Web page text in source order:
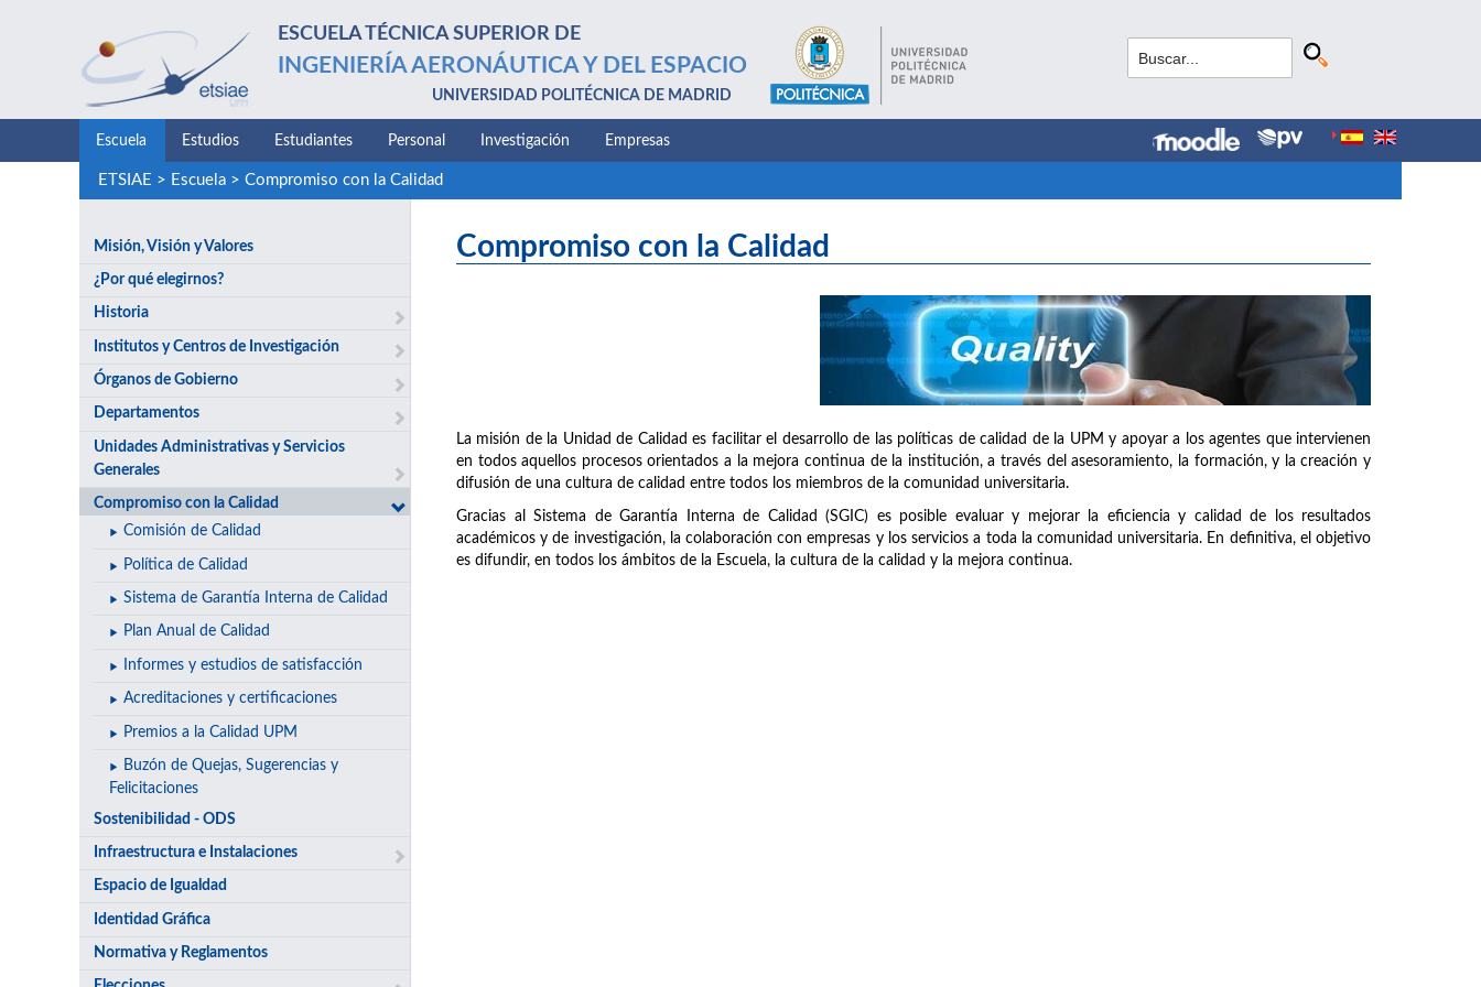
ESCUELA TÉCNICA SUPERIOR DE
INGENIERÍA AERONÁUTICA Y DEL ESPACIO
UNIVERSIDAD POLITÉCNICA DE MADRID
Escuela Estudios Estudiantes Personal Investigación Empresas
ETSIAE > Escuela> Compromiso con la Calidad
Misión, Visión y Valores
¿Por qué elegirnos?
Historia
Institutos y Centros de Investigación
Órganos de Gobierno
Departamentos
Unidades Administrativas y Servicios
Generales
Compromiso con la Calidad
Comisión de Calidad
Política de Calidad
Sistema de Garantía Interna de Calidad
Plan Anual de Calidad
Informes y estudios de satisfacción
Acreditaciones y certificaciones
Premios a la Calidad UPM
Buzón de Quejas, Sugerencias y
Felicitaciones
Sostenibilidad - ODS
Infraestructura e Instalaciones
Espacio de Igualdad
Identidad Gráfica
Normativa y Reglamentos
Compromiso con la Calidad
La misión de la Unidad de Calidad es facilitar el desarrollo de las políticas de calidad de la UPM y apoyar a los agentes que intervienen
en todos aquellos procesos orientados a la mejora continua de la institución, a través del asesoramiento, la formación, y la creación y
difusión de una cultura de calidad entre todos los miembros de la comunidad universitaria.
Gracias al Sistema de Garantía Interna de Calidad (SGIC) es posible evaluar y mejorar la eficiencia y calidad de los resultados
académicos y de investigación, la colaboración con empresas y los servicios a toda la comunidad universitaria. En definitiva, el objetivo
es difundir, en todos los ámbitos de la Escuela, la cultura de la calidad y la mejora continua.